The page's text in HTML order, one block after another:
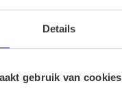
Details
gebruik van cookies